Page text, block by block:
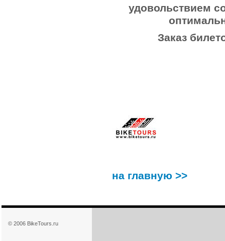
удовольствием
Заказ
на главную >>
© 2006 BikeTours.ru